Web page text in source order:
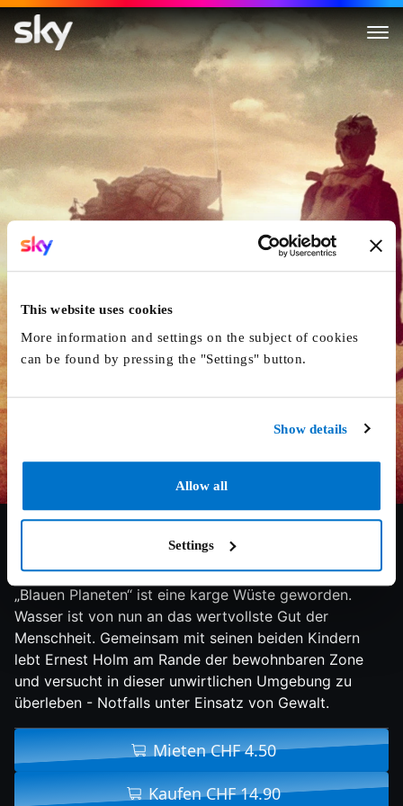
This website uses cookies
More information and settings on the subject of cookies
can be found by pressing the "Settings" button.
Show details
Allow all
Settings
Young Ones
Nachdem sich das Klima auf der Erde dramatisch
verändert hat herrscht Dürre. Aus dem einstigen
„Blauen Planeten“ ist eine karge Wüste geworden.
Wasser ist von nun an das wertvollste Gut der
Menschheit. Gemeinsam mit seinen beiden Kindern
lebt Ernest Holm am Rande der bewohnbaren Zone
und versucht in dieser unwirtlichen Umgebung zu
überleben - Notfalls unter Einsatz von Gewalt.
Mieten CHF 4.50
Kaufen CHF 14.90